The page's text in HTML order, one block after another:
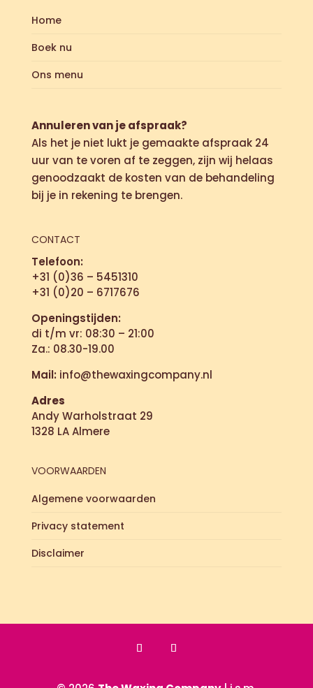
Home
Boek nu
Ons menu
Annuleren van je afspraak?
Als het je niet lukt je gemaakte afspraak 24
uur van te voren af te zeggen, zijn wij helaas
genoodzaakt de kosten van de behandeling
bij je in rekening te brengen.
CONTACT
Telefoon:
+31 (0)36 – 5451310
+31 (0)20 – 6717676
Openingstijden:
di t/m vr: 08:30 – 21:00
Za.: 08.30-19.00
Mail: info@thewaxingcompany.nl
Adres
Andy Warholstraat 29
1328 LA Almere
VOORWAARDEN
Algemene voorwaarden
Privacy statement
Disclaimer